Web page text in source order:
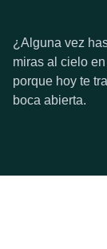
¿Alguna vez
miras al cielo
porque hoy te
boca abierta.